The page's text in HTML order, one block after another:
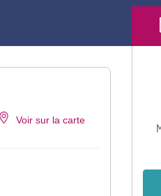
Voir sur la carte